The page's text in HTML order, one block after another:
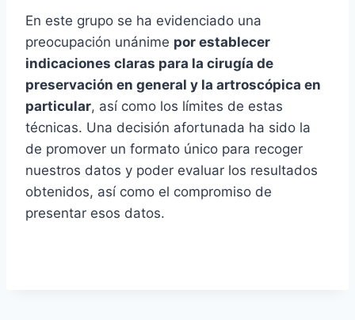
En este grupo se ha evidenciado una
preocupación unánime por establecer
indicaciones claras para la cirugía de
preservación en general y la artroscópica en
particular, así como los límites de estas
técnicas. Una decisión afortunada ha sido la
de promover un formato único para recoger
nuestros datos y poder evaluar los resultados
obtenidos, así como el compromiso de
presentar esos datos.